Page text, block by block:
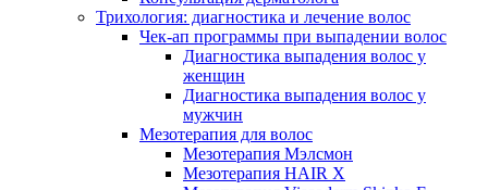
Трихология: диагностика и лечение волос
Чек-ап программы при выпадении волос
Диагностика выпадения волос у
женщин
Диагностика выпадения волос у
мужчин
Мезотерапия для волос
Мезотерапия Мэлсмон
Мезотерапия HAIR X